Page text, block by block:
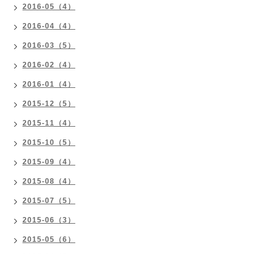
2016-05（4）
2016-04（4）
2016-03（5）
2016-02（4）
2016-01（4）
2015-12（5）
2015-11（4）
2015-10（5）
2015-09（4）
2015-08（4）
2015-07（5）
2015-06（3）
2015-05（6）